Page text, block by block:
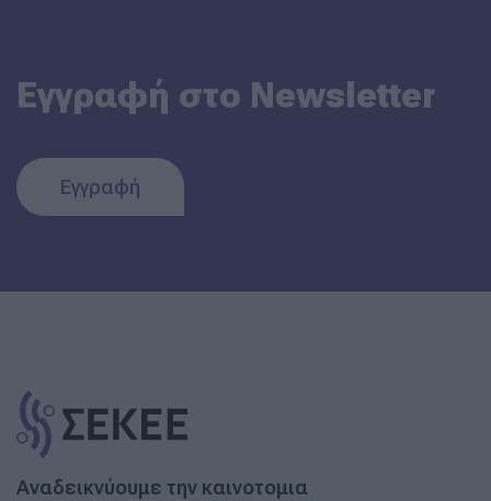
Εγγραφή στο Newsletter
Εγγραφή
Αναδεικνύουμε την καινοτομια